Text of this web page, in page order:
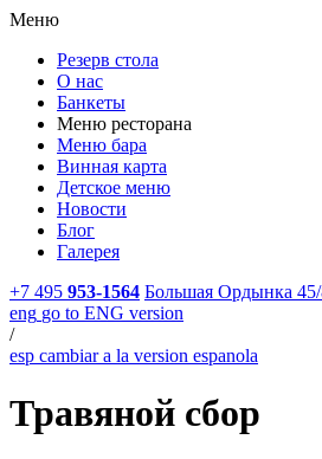
Меню
Резерв стола
О нас
Банкеты
Меню ресторана
Меню бара
Винная карта
Детское меню
Новости
Блог
Галерея
+7 495 953-1564 Большая Ордынка 45/
eng go to ENG version
/
esp cambiar a la version espanola
Травяной сбор